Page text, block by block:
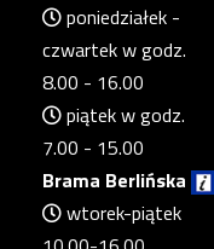
poniedziałek -
czwartek w godz.
8.00 - 16.00
piątek w godz.
7.00 - 15.00
Brama Berlińska
wtorek-piątek